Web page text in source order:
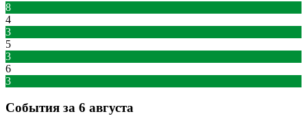
8
4
3
5
3
6
3
События за 6 августа